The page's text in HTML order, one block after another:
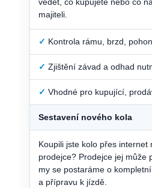
majiteli.
✓ Kontrola rámu, brzd,
✓ Zjištění závad a odhad
✓ Vhodné pro kupující,
Sestavení nového kola
Koupili jste kolo přes internet
prodejce? Prodejce jej může
my se postaráme o
a přípravu k jízdě.